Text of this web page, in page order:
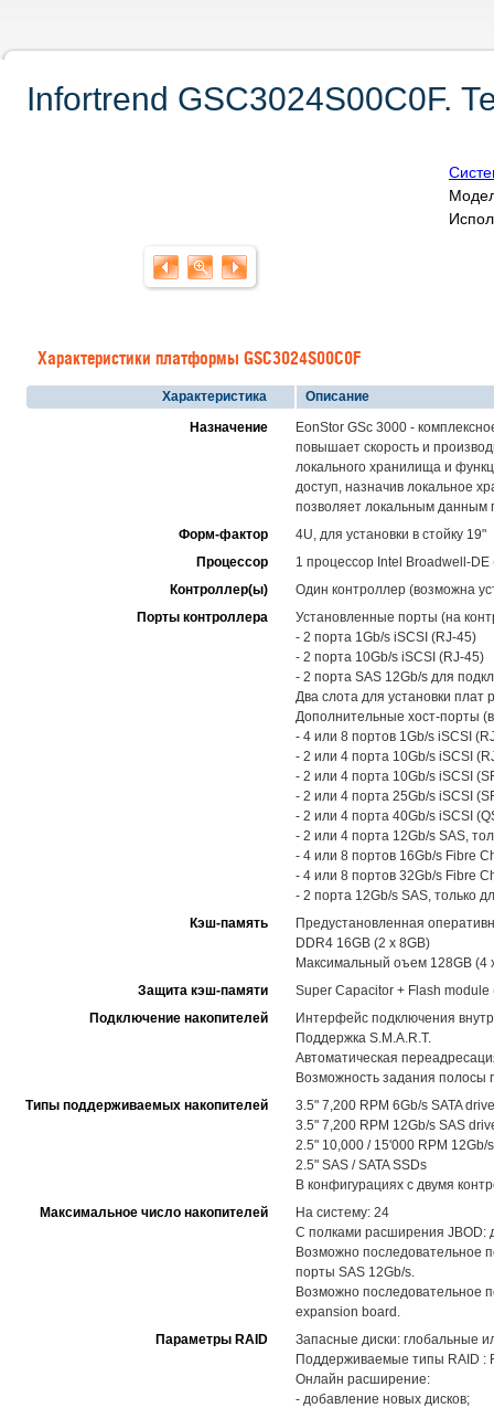
Infortrend GSC3024S00C0F.
Характеристики платформы GSC3024S00C0F
Характеристика
Описание
Назначение
EonStor GSc 3000 -
повышает скорость и
локального хранилища и
доступ, назначив локальное
позволяет локальным данным
Форм-фактор
4U, для установки в стойку 19"
Процессор
1 процессор Intel Broadwell-DE
Контроллер(ы)
Один контроллер (возможна
Порты контроллера
Установленные порты (на
- 2 порта 1Gb/s iSCSI (RJ-45)
- 2 порта 10Gb/s iSCSI (RJ-45)
- 2 порта SAS 12Gb/s для
Два слота для установки
Дополнительные хост-порты
- 4 или 8 портов 1Gb/s iSCSI
- 2 или 4 порта 10Gb/s iSCSI
- 2 или 4 порта 10Gb/s iSCSI
- 2 или 4 порта 25Gb/s iSCSI
- 2 или 4 порта 40Gb/s iSCSI
- 2 или 4 порта 12Gb/s SAS,
- 4 или 8 портов 16Gb/s Fibre
- 4 или 8 портов 32Gb/s Fibre
- 2 порта 12Gb/s SAS, только
Кэш-память
Предустановленная
DDR4 16GB (2 x 8GB)
Максимальный оъем 128GB (4
Защита кэш-памяти
Super Capacitor + Flash
Подключение накопителей
Интерфейс подключения
Поддержка S.M.A.R.T.
Автоматическая
Возможность задания полосы
Типы поддерживаемых накопителей
3.5" 7,200 RPM 6Gb/s SATA
3.5" 7,200 RPM 12Gb/s SAS
2.5" 10,000 / 15'000 RPM 12Gb/
2.5" SAS / SATA SSDs
В конфигурациях с двумя
Максимальное число накопителей
На систему: 24
С полками расширения JBOD:
Возможно последовательное
порты SAS 12Gb/s.
Возможно последовательное
expansion board.
Параметры RAID
Запасные диски: глобальные
Поддерживаемые типы RAID :
Онлайн расширение:
- добавление новых дисков;